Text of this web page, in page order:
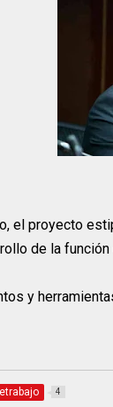
el proyecto
de la
y
4